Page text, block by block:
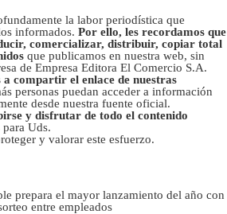
la labor periodística que
informados. Por ello, les recordamos que
comercializar, distribuir, copiar total
que publicamos en nuestra web, sin
de Empresa Editora El Comercio S.A.
compartir el enlace de nuestras
personas puedan acceder a información
desde nuestra fuente oficial.
y disfrutar de todo el contenido
Uds.
y valorar este esfuerzo.
prepara el mayor lanzamiento del año con
entre empleados